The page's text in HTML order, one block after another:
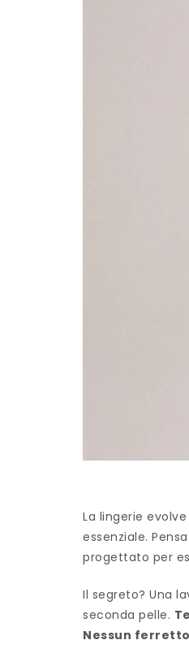
La lingerie
essenziale.
progettato per
Il segreto? Una
seconda pelle.
Nessun